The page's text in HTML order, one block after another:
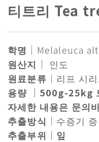
티트리 Tea
학명 ｜Melaleuca
원산지 ｜ 인도
원료분류 ｜리프 시
용량 ｜500g-25kg
자세한 내용은 문의
추출방식 ｜수증기
추출부위｜잎